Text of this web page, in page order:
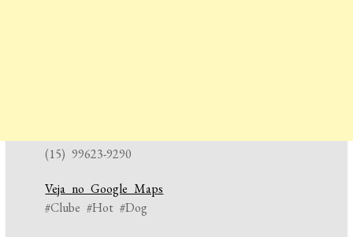
(15) 99623-9290
Veja no Google Maps
#Clube #Hot #Dog